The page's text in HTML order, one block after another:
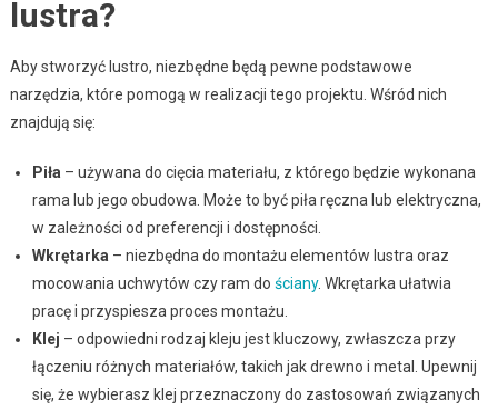
lustra?
Aby stworzyć lustro, niezbędne będą pewne podstawowe
narzędzia, które pomogą w realizacji tego projektu. Wśród nich
znajdują się:
Piła – używana do cięcia materiału, z którego będzie wykonana
rama lub jego obudowa. Może to być piła ręczna lub elektryczna,
w zależności od preferencji i dostępności.
Wkrętarka – niezbędna do montażu elementów lustra oraz
mocowania uchwytów czy ram do ściany. Wkrętarka ułatwia
pracę i przyspiesza proces montażu.
Klej – odpowiedni rodzaj kleju jest kluczowy, zwłaszcza przy
łączeniu różnych materiałów, takich jak drewno i metal. Upewnij
się, że wybierasz klej przeznaczony do zastosowań związanych